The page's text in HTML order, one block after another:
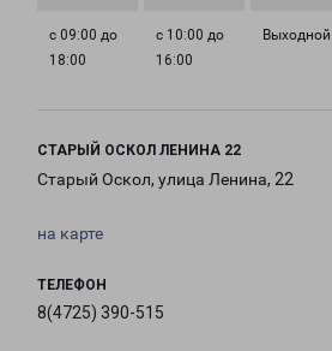
с 09:00 до
18:00
с 10:00 до
16:00
Выходной
СТАРЫЙ ОСКОЛ ЛЕНИНА 22
Старый Оскол, улица Ленина, 22
на карте
ТЕЛЕФОН
8(4725) 390-515